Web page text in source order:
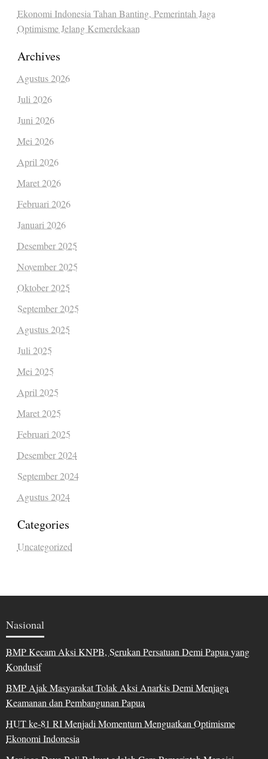
Ekonomi Indonesia Tahan Banting, Pemerintah Jaga
Optimisme Jelang Kemerdekaan
Archives
Agustus 2026
Juli 2026
Juni 2026
Mei 2026
April 2026
Maret 2026
Februari 2026
Januari 2026
Desember 2025
November 2025
Oktober 2025
September 2025
Agustus 2025
Juli 2025
Mei 2025
April 2025
Maret 2025
Februari 2025
Desember 2024
September 2024
Agustus 2024
Categories
Uncategorized
Nasional
BMP Kecam Aksi KNPB, Serukan Persatuan Demi Papua yang
Kondusif
BMP Ajak Masyarakat Tolak Aksi Anarkis Demi Menjaga
Keamanan dan Pembangunan Papua
HUT ke-81 RI Menjadi Momentum Menguatkan Optimisme
Ekonomi Indonesia